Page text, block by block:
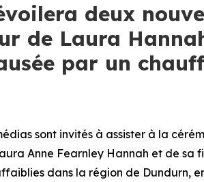
deux
de Laura
par un
sont invités à assister à la
Anne Fearnley Hannah et de
dans la région de Dundurn,